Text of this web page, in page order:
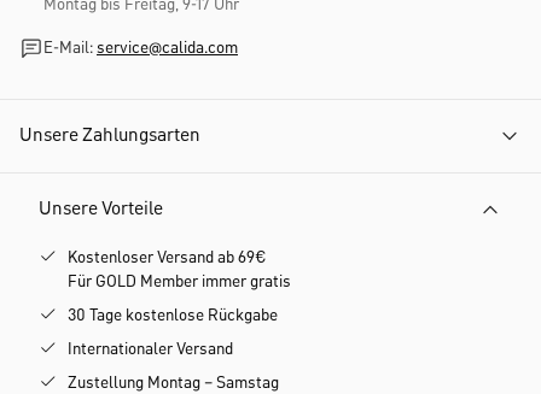
Montag bis Freitag, 9-17 Uhr
E-Mail: service@calida.com
Unsere Zahlungsarten
Unsere Vorteile
Kostenloser Versand ab 69€
Für GOLD Member immer gratis
30 Tage kostenlose Rückgabe
Internationaler Versand
Zustellung Montag – Samstag